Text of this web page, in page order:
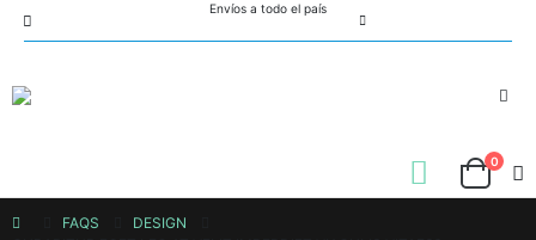
Envíos a todo el país
0
FAQS
DESIGN